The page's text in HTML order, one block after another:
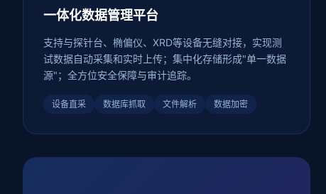
一体化数据管理平台
支持与探针台、椭偏仪、XRD等设备无缝对接，实现测
试数据自动采集和实时上传；集中化存储形成"单一数据
源"；全方位安全保障与审计追踪。
设备直采 数据库抓取 文件解析 数据加密